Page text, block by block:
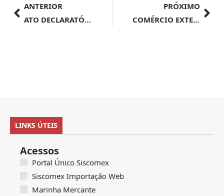
ANTERIOR
ATO DECLARATÓRIO EXECUTIVO SRRF08 Nº 53, DE 30 DE AGOSTO DE 2024
PRÓXIMO
COMÉRCIO EXTERIOR | Confac define representantes privados para o Subcomitê de Cooperação
LINKS ÚTEIS
Acessos
Portal Único Siscomex
Siscomex Importação Web
Marinha Mercante